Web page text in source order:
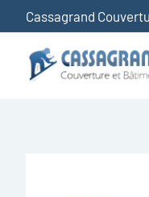
au
contenu
Cassagrand